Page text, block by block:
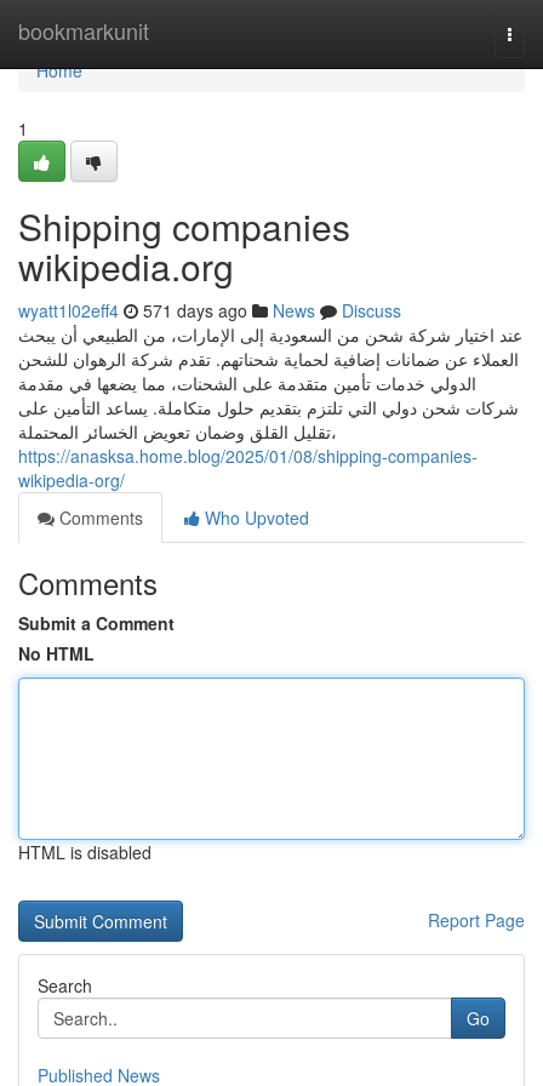
bookmarkunit
Home
Home
1
Shipping companies
wikipedia.org
wyatt1l02eff4 571 days ago News
Discuss
عند اختيار شركة شحن من السعودية إلى الإمارات، من الطبيعي أن يبحث
العملاء عن ضمانات إضافية لحماية شحناتهم. تقدم شركة الرهوان للشحن
الدولي خدمات تأمين متقدمة على الشحنات، مما يضعها في مقدمة
شركات شحن دولي التي تلتزم بتقديم حلول متكاملة. يساعد التأمين على
تقليل القلق وضمان تعويض الخسائر المحتملة،
https://anasksa.home.blog/2025/01/08/shipping-companies-
wikipedia-org/
Comments
Who Upvoted
Comments
Submit a Comment
No HTML
HTML is disabled
Report Page
Search
Go
Published News